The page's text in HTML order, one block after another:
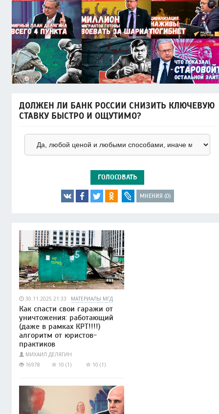
ДОЛЖЕН ЛИ БАНК РОССИИ СНИЗИТЬ КЛЮЧЕВУЮ
СТАВКУ БЫСТРО И ОЩУТИМО?
ГОЛОСОВАТЬ
МНЕНИЯ (0)
30.11.2025 21:33 МАТЕРИАЛЫ МГД
Как спасти свои гаражи от
уничтожения: работающий
(даже в рамках КРТ!!!!)
алгоритм от юристов-
практиков
МИХАИЛ ДЕЛЯГИН
16978
10 (1) 10 (1)